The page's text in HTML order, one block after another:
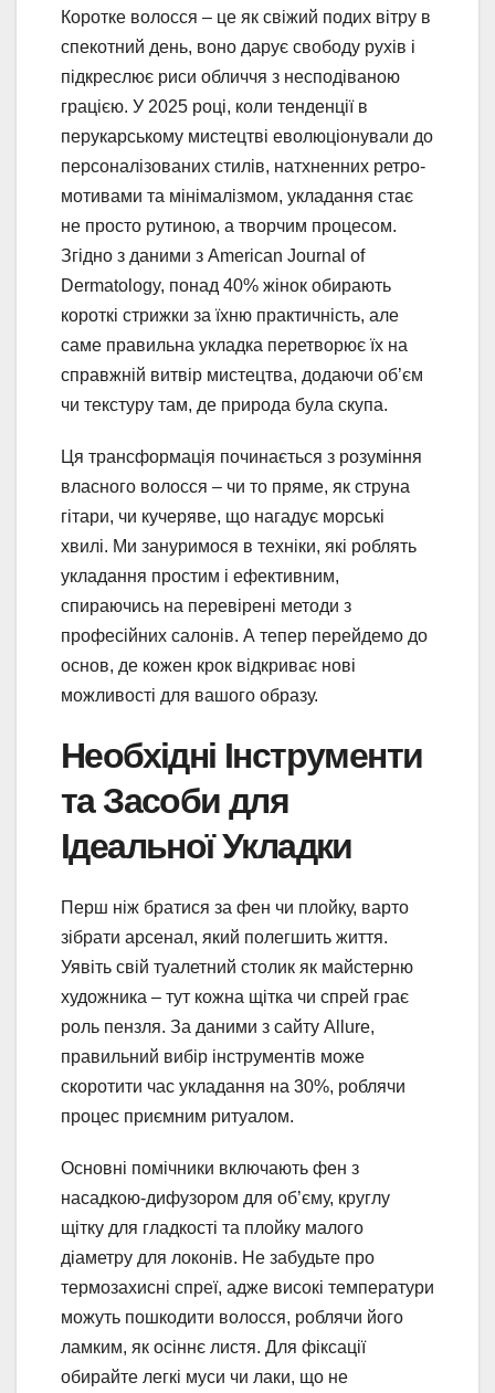
Коротке волосся – це як свіжий подих вітру в
спекотний день, воно дарує свободу рухів і
підкреслює риси обличчя з несподіваною
грацією. У 2025 році, коли тенденції в
перукарському мистецтві еволюціонували до
персоналізованих стилів, натхненних ретро-
мотивами та мінімалізмом, укладання стає
не просто рутиною, а творчим процесом.
Згідно з даними з American Journal of
Dermatology, понад 40% жінок обирають
короткі стрижки за їхню практичність, але
саме правильна укладка перетворює їх на
справжній витвір мистецтва, додаючи об’єм
чи текстуру там, де природа була скупа.
Ця трансформація починається з розуміння
власного волосся – чи то пряме, як струна
гітари, чи кучеряве, що нагадує морські
хвилі. Ми зануримося в техніки, які роблять
укладання простим і ефективним,
спираючись на перевірені методи з
професійних салонів. А тепер перейдемо до
основ, де кожен крок відкриває нові
можливості для вашого образу.
Необхідні Інструменти
та Засоби для
Ідеальної Укладки
Перш ніж братися за фен чи плойку, варто
зібрати арсенал, який полегшить життя.
Уявіть свій туалетний столик як майстерню
художника – тут кожна щітка чи спрей грає
роль пензля. За даними з сайту Allure,
правильний вибір інструментів може
скоротити час укладання на 30%, роблячи
процес приємним ритуалом.
Основні помічники включають фен з
насадкою-дифузором для об’єму, круглу
щітку для гладкості та плойку малого
діаметру для локонів. Не забудьте про
термозахисні спреї, адже високі температури
можуть пошкодити волосся, роблячи його
ламким, як осіннє листя. Для фіксації
обирайте легкі муси чи лаки, що не